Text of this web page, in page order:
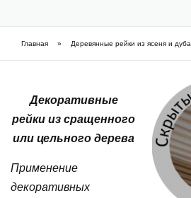
Як підібрати приховані двері
Главная » Деревянные рейки из ясеня и дуба
Декоративные
рейки из сращенного
или цельного дерева
Применение
декоративных